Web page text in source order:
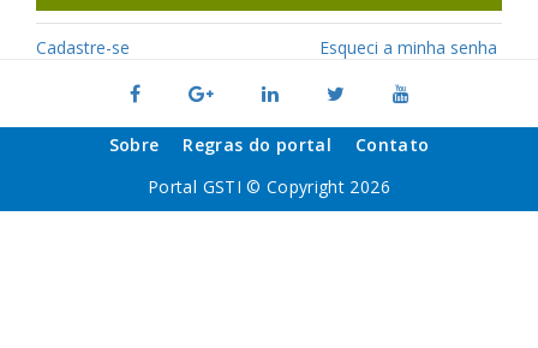
Cadastre-se Esqueci a minha senha
Sobre Regras do portal
Contato
Portal GSTI © Copyright 2026